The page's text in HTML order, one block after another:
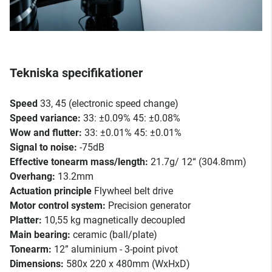
Tekniska specifikationer
Speed 33, 45 (electronic speed change)
Speed variance: 33: ±0.09% 45: ±0.08%
Wow and flutter: 33: ±0.01% 45: ±0.01%
Signal to noise: -75dB
Effective tonearm mass/length: 21.7g/ 12“ (304.8mm)
Overhang: 13.2mm
Actuation principle Flywheel belt drive
Motor control system: Precision generator
Platter: 10,55 kg magnetically decoupled
Main bearing: ceramic (ball/plate)
Tonearm: 12” aluminium - 3-point pivot
Dimensions: 580x 220 x 480mm (WxHxD)